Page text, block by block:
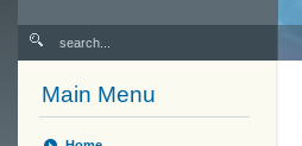
Main Menu